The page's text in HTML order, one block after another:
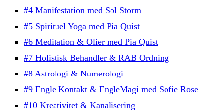
#4 Manifestation med Sol Storm
#5 Spirituel Yoga med Pia Quist
#6 Meditation & Olier med Pia Quist
#7 Holistisk Behandler & RAB Ordning
#8 Astrologi & Numerologi
#9 Engle Kontakt & EngleMagi med Sofie Rose
#10 Kreativitet & Kanalisering